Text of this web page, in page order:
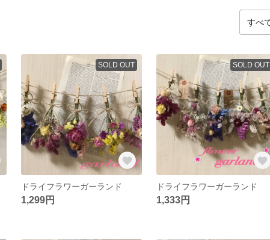
SOLD OUT
ドライフラワーガーランド
1,299円
SOLD OUT
ドライフラワーガーランド
1,333円